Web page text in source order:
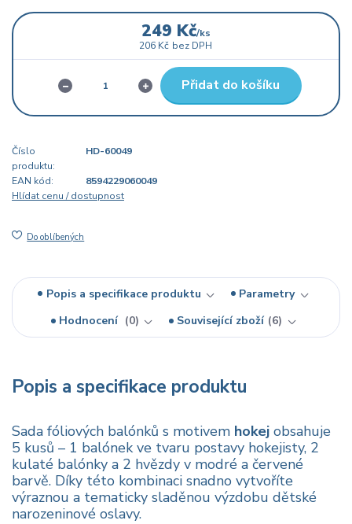
249 Kč/ks
206 Kč bez DPH
Přidat do košíku
Číslo
produktu:
HD-60049
EAN kód:
8594229060049
Hlídat cenu / dostupnost
Do oblíbených
Popis a specifikace produktu
Parametry
Hodnocení
0 Související zboží 6
Popis a specifikace produktu
Sada fóliových balónků s motivem hokej obsahuje
5 kusů – 1 balónek ve tvaru postavy hokejisty, 2
kulaté balónky a 2 hvězdy v modré a červené
barvě. Díky této kombinaci snadno vytvoříte
výraznou a tematicky sladěnou výzdobu dětské
narozeninové oslavy.